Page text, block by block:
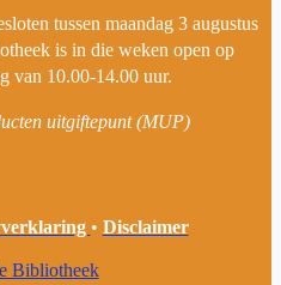
tussen maandag 3 augustus
is in die weken open op
van 10.00-14.00 uur.
uitgiftepunt (MUP)
• Disclaimer